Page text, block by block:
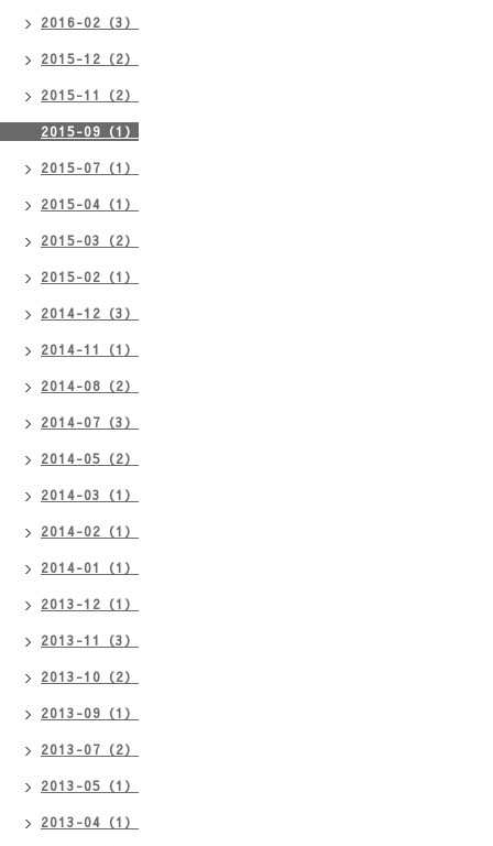
2016-02（3）
2015-12（2）
2015-11（2）
2015-09（1）
2015-07（1）
2015-04（1）
2015-03（2）
2015-02（1）
2014-12（3）
2014-11（1）
2014-08（2）
2014-07（3）
2014-05（2）
2014-03（1）
2014-02（1）
2014-01（1）
2013-12（1）
2013-11（3）
2013-10（2）
2013-09（1）
2013-07（2）
2013-05（1）
2013-04（1）